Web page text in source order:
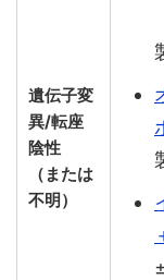
遺伝子変
異/転座
陰性
（または
不明）